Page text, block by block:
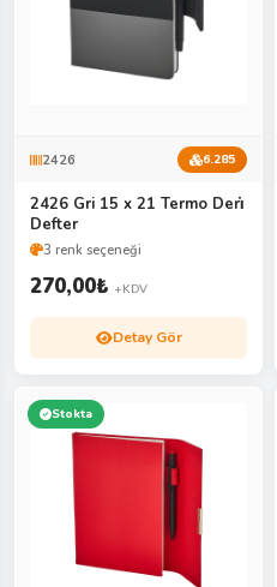
2426 6.285
2426 Gri 15 x 21 Termo Deri̇
Defter
3 renk seçeneği
270,00₺ +KDV
Detay Gör
Stokta